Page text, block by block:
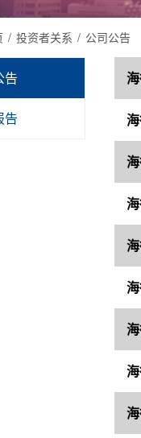
/ 投资者关系 / 公司公告
告
告